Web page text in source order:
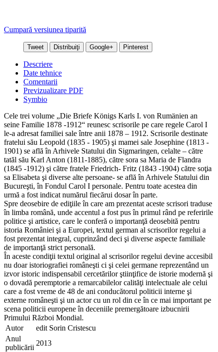
Cumpară versiunea tiparită
Tweet Distribuiţi Google+ Pinterest
Descriere
Date tehnice
Comentarii
Previzualizare PDF
Symbio
Cele trei volume „Die Briefe Königs Karls I. von Rumänien an
seine Familie 1878 -1912“ reunesc scrisorile pe care regele Carol I
le-a adresat familiei saleîntre anii 1878 – 1912. Scrisorile destinate
fratelui său Leopold (1835 - 1905) şi mamei sale Josephine (1813 -
1901) se află în Arhivele Statului din Sigmaringen, celalte – către
tatăl său Karl Anton (1811-1885), către sora sa Maria de Flandra
(1845 -1912) şi către fratele Friedrich- Fritz (1843 -1904) către soţia
sa Elisabeta şi diverse alte persoane- se află în Arhivele Statului din
Bucureşti, în Fondul Carol I personale. Pentru toate acestea din
urmă a fost indicat numărul fiecărui dosar în parte.
Spre deosebire de ediţiile în care am prezentat aceste scrisori traduse
în limba română, unde accentul a fost pus în primul rând pe referirile
politice şi artistice, care le conferă o importanţă deosebită pentru
istoria României şi a Europei, textul german al scrisorilor regelui a
fost prezentat integral, cuprinzând deci şi diverse aspecte familiale
de importanţă strict personală.
În aceste condiţii textul original al scrisorilor regelui devine accesibil
nu doar istoriografiei româneşti ci şi celei germane reprezentând un
izvor istoric indispensabil cercetărilor ştiinţifice de istorie modernă şi
o dovadă peremptorie a remarcabilelor calităţi intelectuale ale celui
care a fost vreme de 48 de ani conducătorul politicii interne şi
externe româneşti şi un actor cu un rol din ce în ce mai important pe
scena politicii europene în deceniile premergătoare izbucnirii
Primului Război Mondial.
Autor
edit Sorin Cristescu
Anul
publicării
2013